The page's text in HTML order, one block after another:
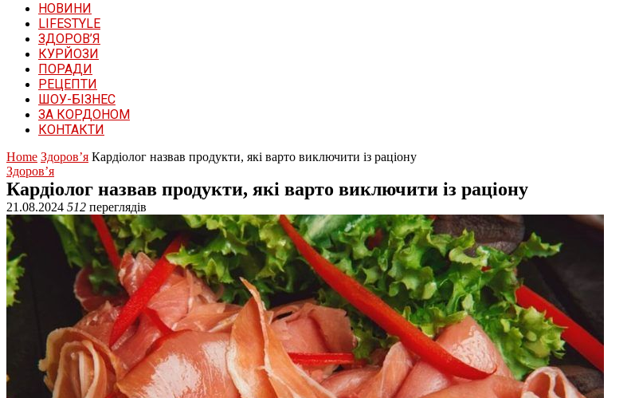
НОВИНИ
LIFESTYLE
ЗДОРОВ’Я
КУРЙОЗИ
ПОРАДИ
РЕЦЕПТИ
ШОУ-БІЗНЕС
ЗА КОРДОНОМ
КОНТАКТИ
Home Здоров’я Кардіолог назвав продукти, які варто виключити із раціону
Здоров’я
Кардіолог назвав продукти, які варто виключити із раціону
21.08.2024 512 переглядів